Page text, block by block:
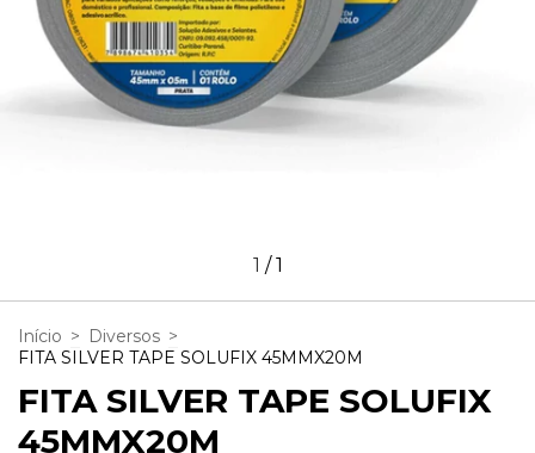
1 /1
Início > Diversos >
FITA SILVER TAPE SOLUFIX 45MMX20M
FITA SILVER TAPE SOLUFIX
45MMX20M